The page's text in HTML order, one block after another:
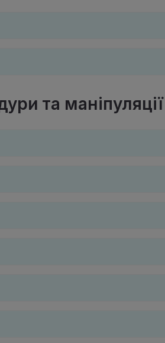
та маніпуляції